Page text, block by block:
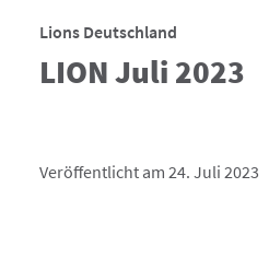
Lions Deutschland
LION Juli 2023
Veröffentlicht am 24. Juli 2023